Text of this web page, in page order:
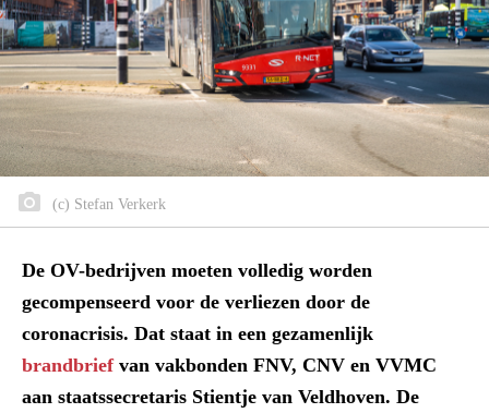
(c) Stefan Verkerk
De OV-bedrijven moeten volledig worden
gecompenseerd voor de verliezen door de
coronacrisis. Dat staat in een gezamenlijk
brandbriefvan vakbonden FNV, CNV en VVMC
aan staatssecretaris Stientje van Veldhoven. De